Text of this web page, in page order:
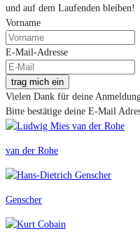
und auf dem Laufenden bleiben!
Vorname
E-Mail-Adresse
trag mich ein
Vielen Dank für deine
Bitte bestätige deine E-Mail
van der Rohe
Genscher